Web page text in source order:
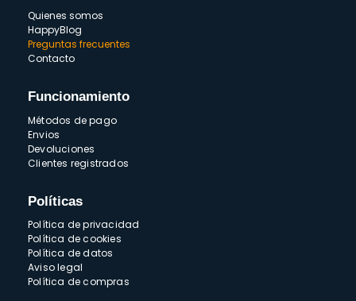
Quienes somos
HappyBlog
Preguntas frecuentes
Contacto
Funcionamiento
Métodos de pago
Envios
Devoluciones
Clientes registrados
Políticas
Política de privacidad
Política de cookies
Política de datos
Aviso legal
Política de compras